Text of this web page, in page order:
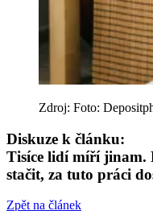
Zdroj: Foto:
Diskuze k článku:
Tisíce lidí míří jinam.
stačit, za tuto práci
Zpět na článek